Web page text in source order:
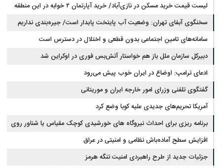
مجلس: بیانیه‌ای شامل تصحیح مسیر تردد دریایی در تنگه، در آستانه نهایی شدن
است
لیست قیمت خرید مسکن در نازی‌آباد/ خرید آپارتمان ۲ خوابه در این منطقه
چقدر سرمایه نیاز دارد؟ + جدول مردادماه ۱۴۰۵
سخنگوی آبفای تهران: وضعیت آب پایتخت پایدار است/ جیره‌بندی نداریم
سامانه‌های تامین اجتماعی بدون قطعی و اختلال در دسترس است
دبیرکل سازمان ملل باز هم خواستار آتش‌بس فوری در اوکراین شد
ادعای ترامپ: اوضاع در ایران خوب پیش می‌رود
گفتگوی تلفنی وزرای امور خارجه ایران و موریتانی
آمریکا تحریم‌های جدیدی علیه کوبا وضع کرد
برنامه ریزی برای احداث نیروگاه های خورشیدی کوچک مقیاس یا شناور روی
آب در مازندران
افزایش سطح آماده‌باش نظامی و امنیتی در عراق
جزئیات جدید از طرح راهبردی امنیت تنگه هرمز